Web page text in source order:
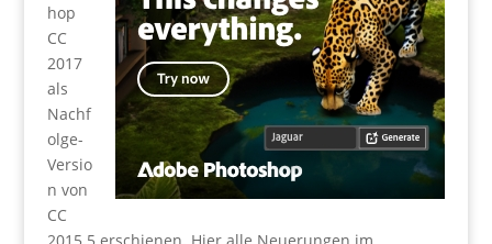
hop
CC
2017
als
Nachf
olge-
Versio
n von
CC
2015.5 erschienen. Hier alle Neuerungen im